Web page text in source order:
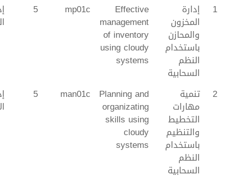
1 إدارة
المخزون
والمحازن
باستخدام
النظم
السحابية
Effective
management
of inventory
using cloudy
systems
mp01c
5
2 تنمية
مهارات
التخطيط
والتنظيم
باستخدام
النظم
السحابية
Planning and
organizating
skills using
cloudy
systems
man01c
5